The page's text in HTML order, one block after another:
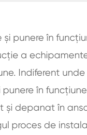
punere în
a
Indiferent
în
depanat în
proces de